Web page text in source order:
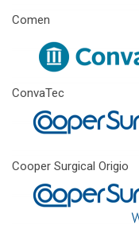
Comen
ConvaTec
Cooper Surgical Origio